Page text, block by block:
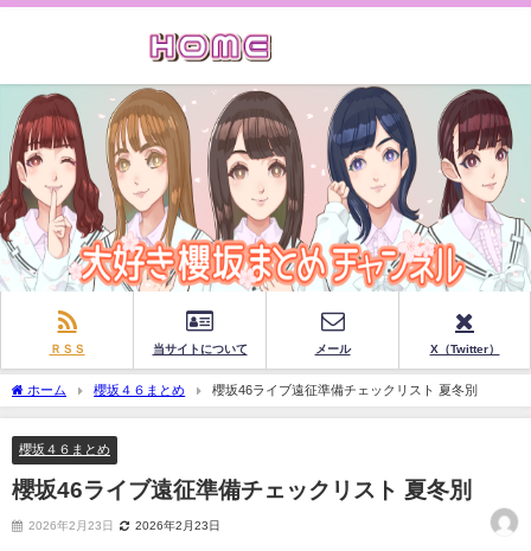
ＲＳＳ 当サイトについて メール X（Twitter）
ホーム 櫻坂４６まとめ 櫻坂46ライブ遠征準備チェックリスト 夏冬別
櫻坂４６まとめ
櫻坂46ライブ遠征準備チェックリスト 夏冬別
2026年2月23日 2026年2月23日